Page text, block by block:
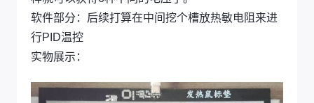
软件部分：后续打算在中间挖个槽放热敏电阻来进
行PID温控
实物展示：